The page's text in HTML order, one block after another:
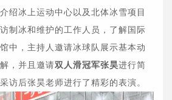
绍冰上运动中心以及北体冰雪项目
制冰和维护的工作人员，了解国际
中，主持人邀请冰球队展示基本动
，并且邀请双人滑冠军张昊进行简
访后张昊老师进行了精彩的表演。